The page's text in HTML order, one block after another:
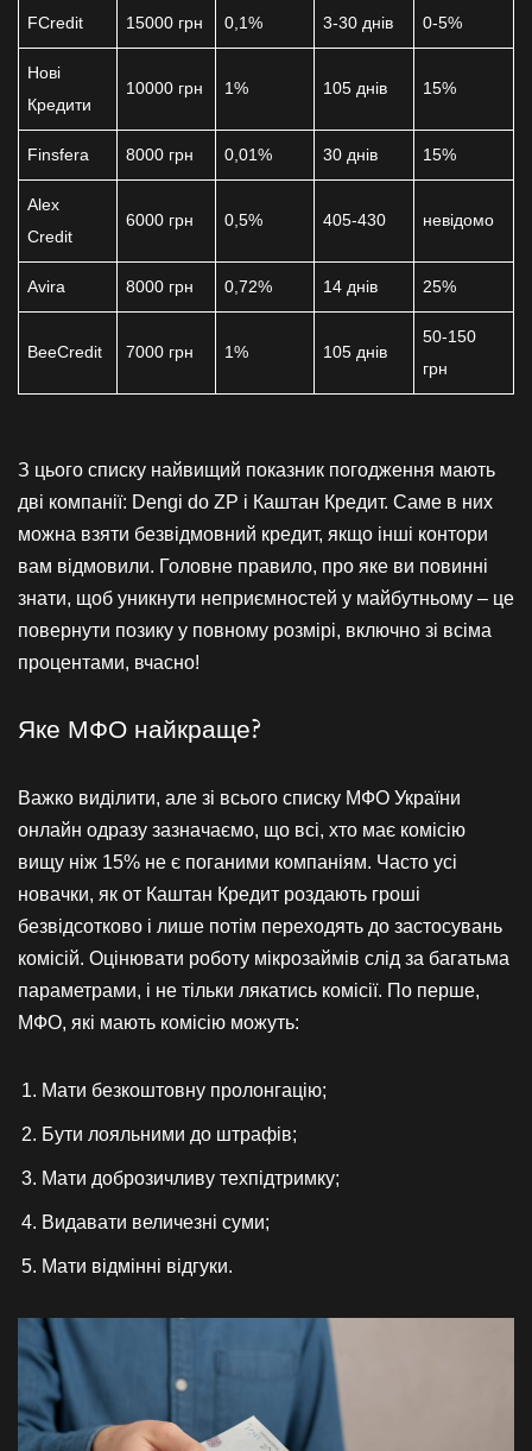
FCredit 15000 грн 0,1% 3-30 днів 0-5%
Нові
Кредити
10000 грн 1% 105 днів 15%
Finsfera 8000 грн 0,01% 30 днів 15%
Alex
Credit
6000 грн 0,5% 405-430 невідомо
Avira 8000 грн 0,72% 14 днів 25%
BeeCredit 7000 грн 1% 105 днів
50-150
грн
З цього списку найвищий показник погодження мають
дві компанії: Dengi do ZP і Каштан Кредит. Саме в них
можна взяти безвідмовний кредит, якщо інші контори
вам відмовили. Головне правило, про яке ви повинні
знати, щоб уникнути неприємностей у майбутньому – це
повернути позику у повному розмірі, включно зі всіма
процентами, вчасно!
Яке МФО найкраще?
Важко виділити, але зі всього списку МФО України
онлайн одразу зазначаємо, що всі, хто має комісію
вищу ніж 15% не є поганими компаніям. Часто усі
новачки, як от Каштан Кредит роздають гроші
безвідсотково і лише потім переходять до застосувань
комісій. Оцінювати роботу мікрозаймів слід за багатьма
параметрами, і не тільки лякатись комісії. По перше,
МФО, які мають комісію можуть:
Мати безкоштовну пролонгацію;
Бути лояльними до штрафів;
Мати доброзичливу техпідтримку;
Видавати величезні суми;
Мати відмінні відгуки.